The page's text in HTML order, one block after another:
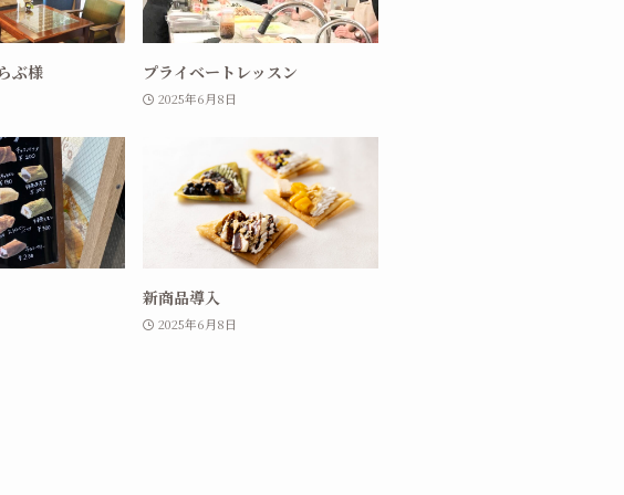
ぶ様 プライベートレッスン
2025年6月8日
新商品導入
2025年6月8日